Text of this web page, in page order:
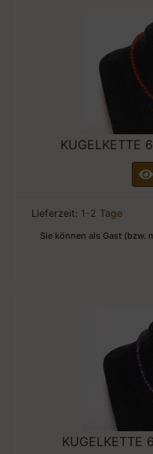
KUGELKETTE
Lieferzeit: 1-2 Tage
Sie können als Gast (bzw.
KUGELKETTE